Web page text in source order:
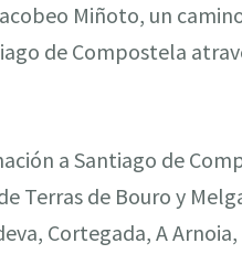
Miñoto, un
de Compostela
a Santiago de
Terras de Bouro y
Cortegada, A Arnoia,